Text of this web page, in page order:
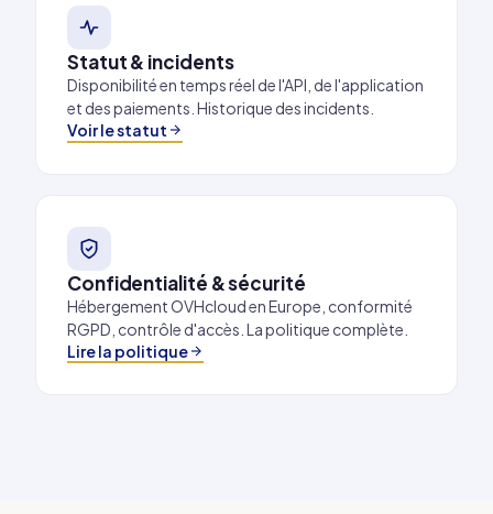
Statut & incidents
Disponibilité en temps réel de l'API, de l'application
et des paiements. Historique des incidents.
Voir le statut
Confidentialité & sécurité
Hébergement OVHcloud en Europe, conformité
RGPD, contrôle d'accès. La politique complète.
Lire la politique